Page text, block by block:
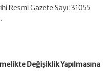
Resmi Gazete Sayı: 31055
Değişiklik Yapılmasına